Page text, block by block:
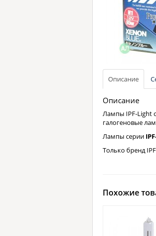
Описание
Описание
Лампы IPF-Light
галогеновые
Лампы серии
Только бренд
Похожие